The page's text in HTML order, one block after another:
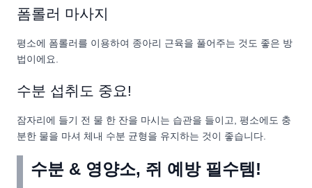
폼롤러 마사지
평소에 폼롤러를 이용하여 종아리 근육을 풀어주는 것도 좋은 방
법이에요.
수분 섭취도 중요!
잠자리에 들기 전 물 한 잔을 마시는 습관을 들이고, 평소에도 충
분한 물을 마셔 체내 수분 균형을 유지하는 것이 좋습니다.
수분 & 영양소, 쥐 예방 필수템!